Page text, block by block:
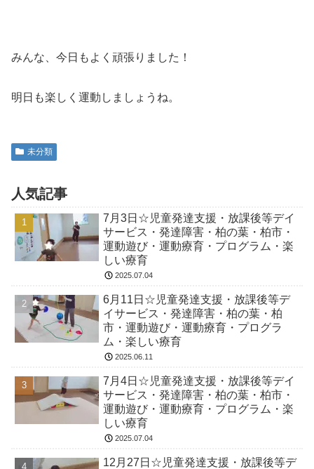
みんな、今日もよく頑張りました！
明日も楽しく運動しましょうね。
未分類
人気記事
7月3日☆児童発達支援・放課後等デイ
サービス・発達障害・柏の葉・柏市・
運動遊び・運動療育・プログラム・楽
しい療育
2025.07.04
6月11日☆児童発達支援・放課後等デ
イサービス・発達障害・柏の葉・柏
市・運動遊び・運動療育・プログラ
ム・楽しい療育
2025.06.11
7月4日☆児童発達支援・放課後等デイ
サービス・発達障害・柏の葉・柏市・
運動遊び・運動療育・プログラム・楽
しい療育
2025.07.04
12月27日☆児童発達支援・放課後等デ